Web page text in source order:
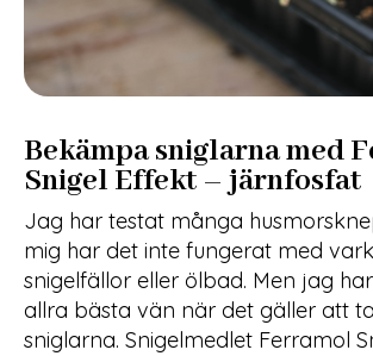
Bekämpa sniglarna med
Snigel Effekt – järnfosfat
Jag har testat många
mig har det inte fungerat med
snigelfällor eller ölbad. Men jag
allra bästa vän när det gäller att
sniglarna. Snigelmedlet Ferramol